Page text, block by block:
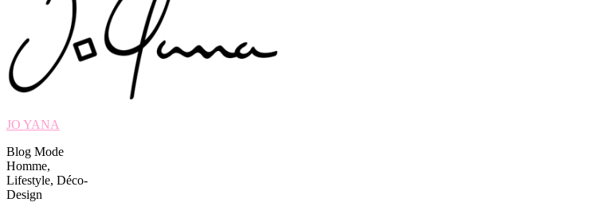
JO YANA
Blog Mode
Homme,
Lifestyle, Déco-
Design